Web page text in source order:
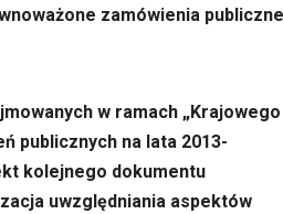
zamówienia publiczne
w ramach „Krajowego
publicznych na lata 2013-
kolejnego dokumentu
uwzględniania aspektów